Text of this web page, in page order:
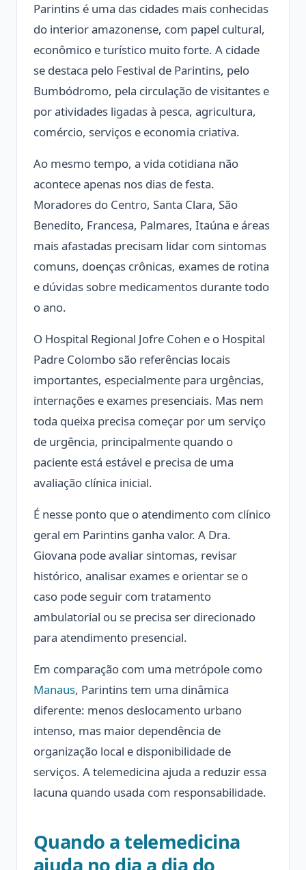
Parintins é uma das cidades mais conhecidas
do interior amazonense, com papel cultural,
econômico e turístico muito forte. A cidade
se destaca pelo Festival de Parintins, pelo
Bumbódromo, pela circulação de visitantes e
por atividades ligadas à pesca, agricultura,
comércio, serviços e economia criativa.
Ao mesmo tempo, a vida cotidiana não
acontece apenas nos dias de festa.
Moradores do Centro, Santa Clara, São
Benedito, Francesa, Palmares, Itaúna e áreas
mais afastadas precisam lidar com sintomas
comuns, doenças crônicas, exames de rotina
e dúvidas sobre medicamentos durante todo
o ano.
O Hospital Regional Jofre Cohen e o Hospital
Padre Colombo são referências locais
importantes, especialmente para urgências,
internações e exames presenciais. Mas nem
toda queixa precisa começar por um serviço
de urgência, principalmente quando o
paciente está estável e precisa de uma
avaliação clínica inicial.
É nesse ponto que o atendimento com clínico
geral em Parintins ganha valor. A Dra.
Giovana pode avaliar sintomas, revisar
histórico, analisar exames e orientar se o
caso pode seguir com tratamento
ambulatorial ou se precisa ser direcionado
para atendimento presencial.
Em comparação com uma metrópole como
Manaus, Parintins tem uma dinâmica
diferente: menos deslocamento urbano
intenso, mas maior dependência de
organização local e disponibilidade de
serviços. A telemedicina ajuda a reduzir essa
lacuna quando usada com responsabilidade.
Quando a telemedicina
ajuda no dia a dia do